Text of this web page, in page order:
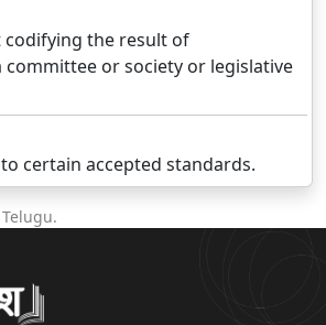
codifying the result of
or society or legislative
certain accepted standards.